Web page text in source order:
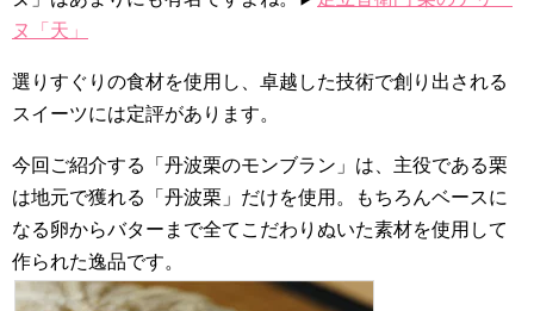
ヌ「天」
選りすぐりの食材を使用し、卓越した技術で創り出される
スイーツには定評があります。
今回ご紹介する「丹波栗のモンブラン」は、主役である栗
は地元で獲れる「丹波栗」だけを使用。もちろんベースに
なる卵からバターまで全てこだわりぬいた素材を使用して
作られた逸品です。